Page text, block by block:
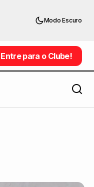
Modo Escuro
Entre para o Clube!
Entre para o Clube!